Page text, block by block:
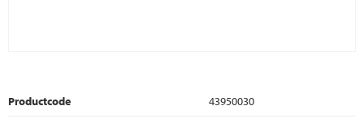
Productcode 43950030